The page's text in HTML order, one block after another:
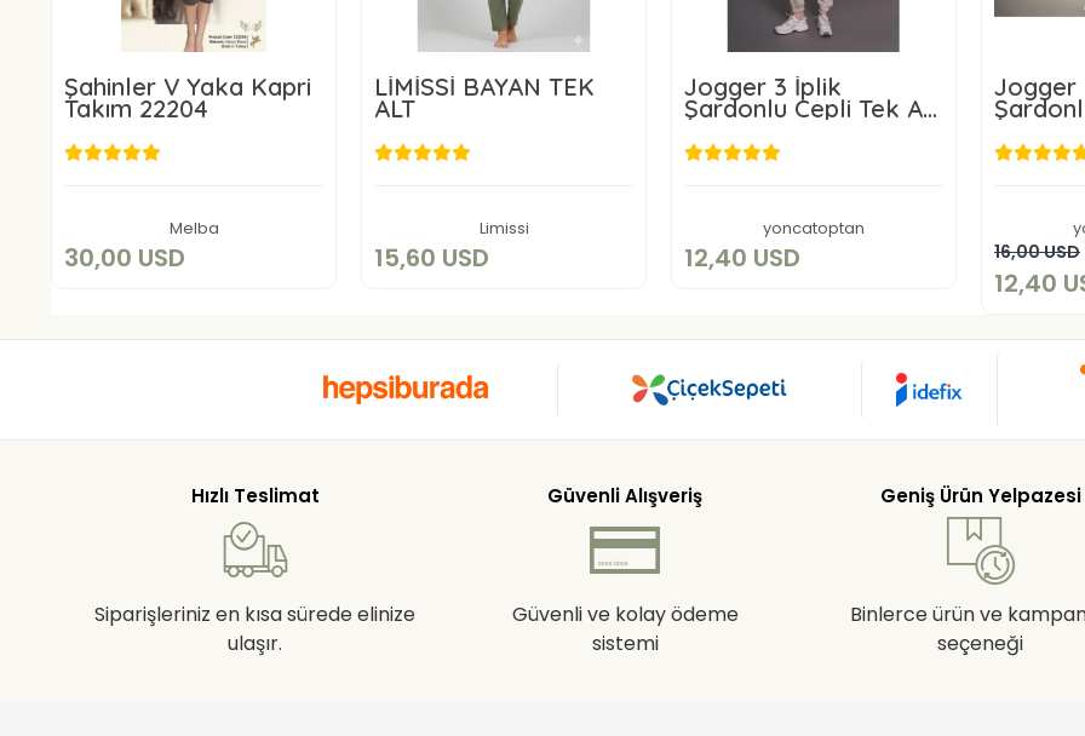
Şahinler V Yaka Kapri
Takım 22204
Melba
30,00 USD
Sepete Ekle
LİMİSSİ BAYAN TEK
ALT
Limissi
15,60 USD
Sepete Ekle
Jogger 3 İplik
Şardonlu Cepli Tek Alt
Siyah Siyah Sütlü
Kahve
yoncatoptan
12,40 USD
Sepete Ekle
Jogger
Siyah
16,00 USD
12,40
Hızlı Teslimat
Siparişleriniz en kısa sürede elinize
ulaşır.
Güvenli Alışveriş
Güvenli ve kolay ödeme
sistemi
Geniş Ürün Yelpazesi
Binlerce ürün ve
seçeneği